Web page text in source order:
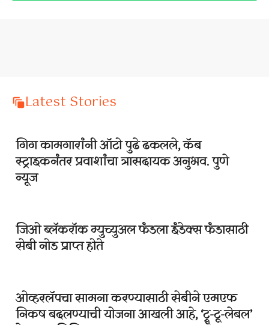
Latest Stories
गिग कामगारांनी ऑटो पुढे ढकलले, कॅब
स्ट्राइकनंतर प्रवाशांचा त्रासदायक अनुभव. पुणे
न्यूज
जिओ ब्लॅकरॉक म्युच्युअल फंडला इंडेक्स फंडासाठी
सेबी नोड प्राप्त होते
ओव्हरलॅपचा सामना करण्यासाठी सेबीने एमएफ
निकष बदलण्याची योजना आखली आहे, ‘ट्रू-टू-लेबल’